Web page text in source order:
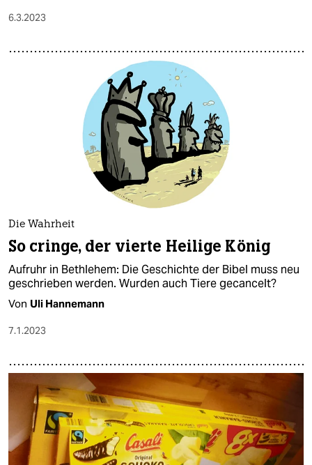
6.3.2023
Die Wahrheit
So cringe, der vierte Heilige König
Aufruhr in Bethlehem: Die Geschichte der Bibel muss neu
geschrieben werden. Wurden auch Tiere gecancelt?
Von Uli Hannemann
7.1.2023